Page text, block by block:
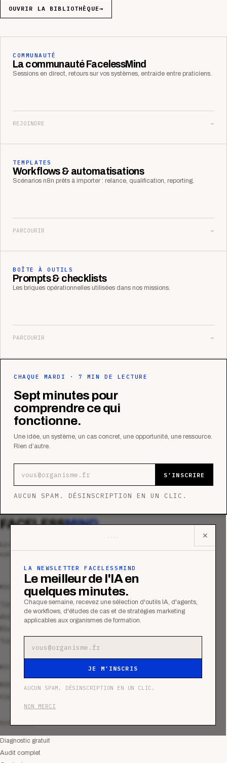
OUVRIR LA BIBLIOTHÈQUE→
COMMUNAUTÉ
La communauté FacelessMind
Sessions en direct, retours sur vos systèmes, entraide entre praticiens.
REJOINDRE →
TEMPLATES
Workflows & automatisations
Scénarios n8n prêts à importer : relance, qualification, reporting.
PARCOURIR →
BOÎTE À OUTILS
Prompts & checklists
Les briques opérationnelles utilisées dans nos missions.
PARCOURIR →
CHAQUE MARDI · 7 MIN DE LECTURE
Sept minutes pour
comprendre ce qui
fonctionne.
Une idée, un système, un cas concret, une opportunité, une ressource.
Rien d’autre.
S’INSCRIRE
AUCUN SPAM. DÉSINSCRIPTION EN UN CLIC.
✕
LA NEWSLETTER FACELESSMIND
Le meilleur de l'IA en
quelques minutes.
Chaque semaine, recevez une sélection d'outils IA, d'agents,
de workflows, d'études de cas et de stratégies marketing
applicables aux organismes de formation.
JE M’INSCRIS
AUCUN SPAM. DÉSINSCRIPTION EN UN CLIC.
NON MERCI
FACELESSMIND
commerciale des organismes de formation.
MAGAZINE
Tous les articles
Analyses
Tutoriels
RESSOURCES
Bibliothèque
Communauté
SERVICES
Diagnostic gratuit
Audit complet